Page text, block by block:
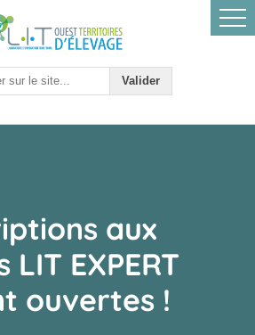
aux
EXPERT
ouvertes !